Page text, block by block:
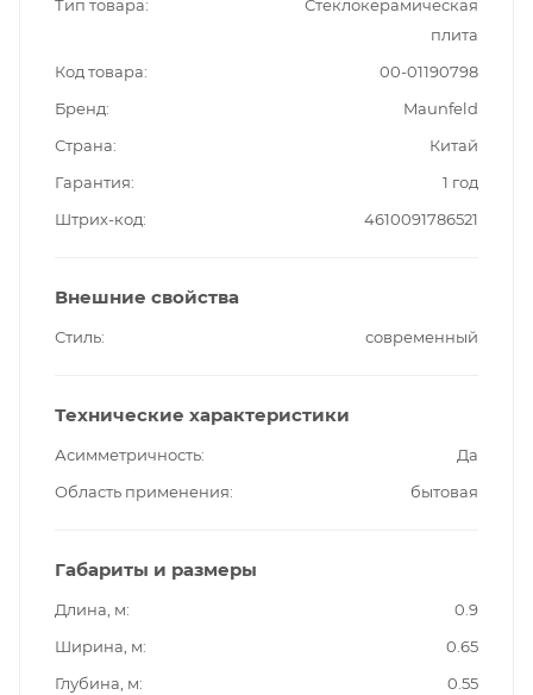
Тип товара
Стеклокерамическая
плита
Код товара
00-01190798
Бренд
Maunfeld
Страна
Китай
Гарантия
1 год
Штрих-код
4610091786521
Внешние свойства
Стиль современный
Технические характеристики
Асимметричность
Да
Область применения
бытовая
Габариты и размеры
Длина, м
0.9
Ширина, м
0.65
Глубина, м
0.55